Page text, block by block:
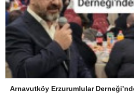
Arnavutköy Erzurumlular